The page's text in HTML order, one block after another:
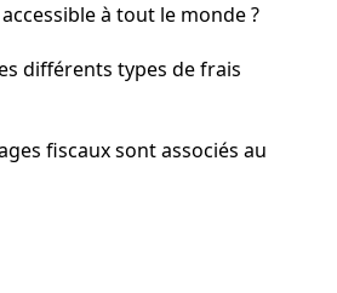
accessible à tout le monde ?
différents types de frais
fiscaux sont associés au